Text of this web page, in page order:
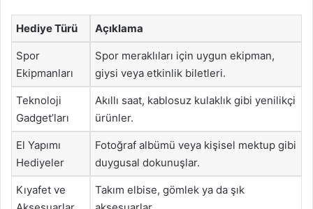
Hediye Türü Açıklama
Spor
Ekipmanları
Spor meraklıları için uygun ekipman,
giysi veya etkinlik biletleri.
Teknoloji
Gadget’ları
Akıllı saat, kablosuz kulaklık gibi yenilikçi
ürünler.
El Yapımı
Hediyeler
Fotoğraf albümü veya kişisel mektup gibi
duygusal dokunuşlar.
Kıyafet ve
Takım elbise, gömlek ya da şık